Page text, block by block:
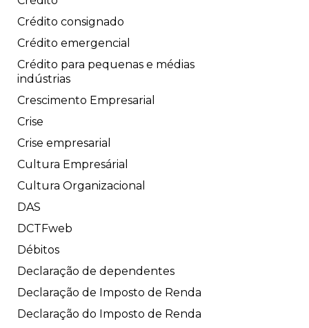
Crédito consignado
Crédito emergencial
Crédito para pequenas e médias
indústrias
Crescimento Empresarial
Crise
Crise empresarial
Cultura Empresárial
Cultura Organizacional
DAS
DCTFweb
Débitos
Declaração de dependentes
Declaração de Imposto de Renda
Declaração do Imposto de Renda